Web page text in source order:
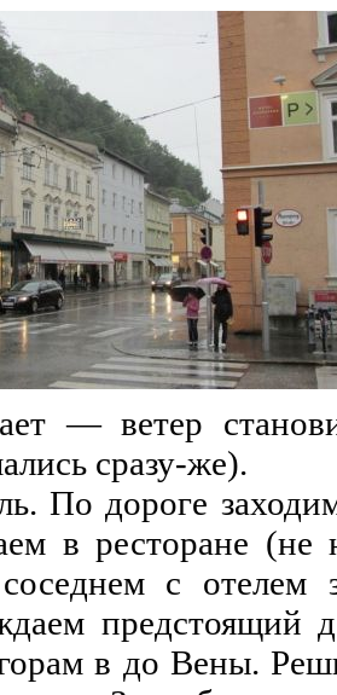
— ветер
сразу-же).
По дороге
в ресторане
с
предстоящий
в до Вены.